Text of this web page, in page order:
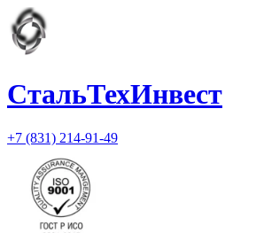
СтальТехИнвест
+7 (831) 214-91-49